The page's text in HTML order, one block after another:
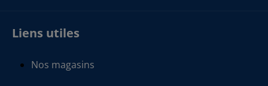
Liens utiles
Nos magasins